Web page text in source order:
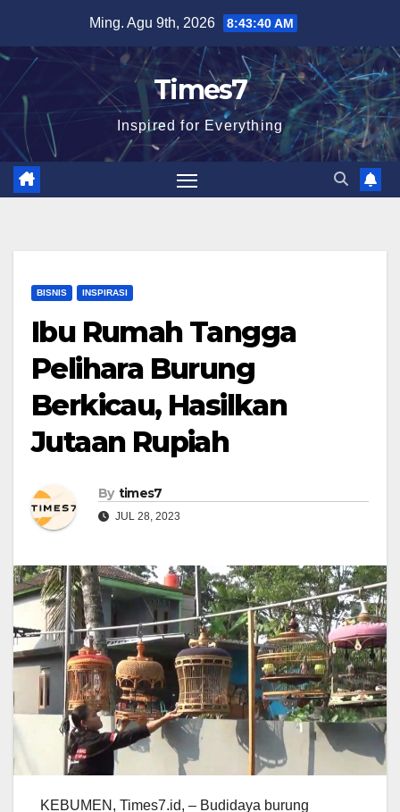
content
Ming. Agu 9th, 2026 8:43:41 AM
Times7
Inspired for Everything
BISNIS INSPIRASI
Ibu Rumah Tangga
Pelihara Burung
Berkicau, Hasilkan
Jutaan Rupiah
By times7
JUL 28, 2023
KEBUMEN, Times7.id, – Budidaya burung